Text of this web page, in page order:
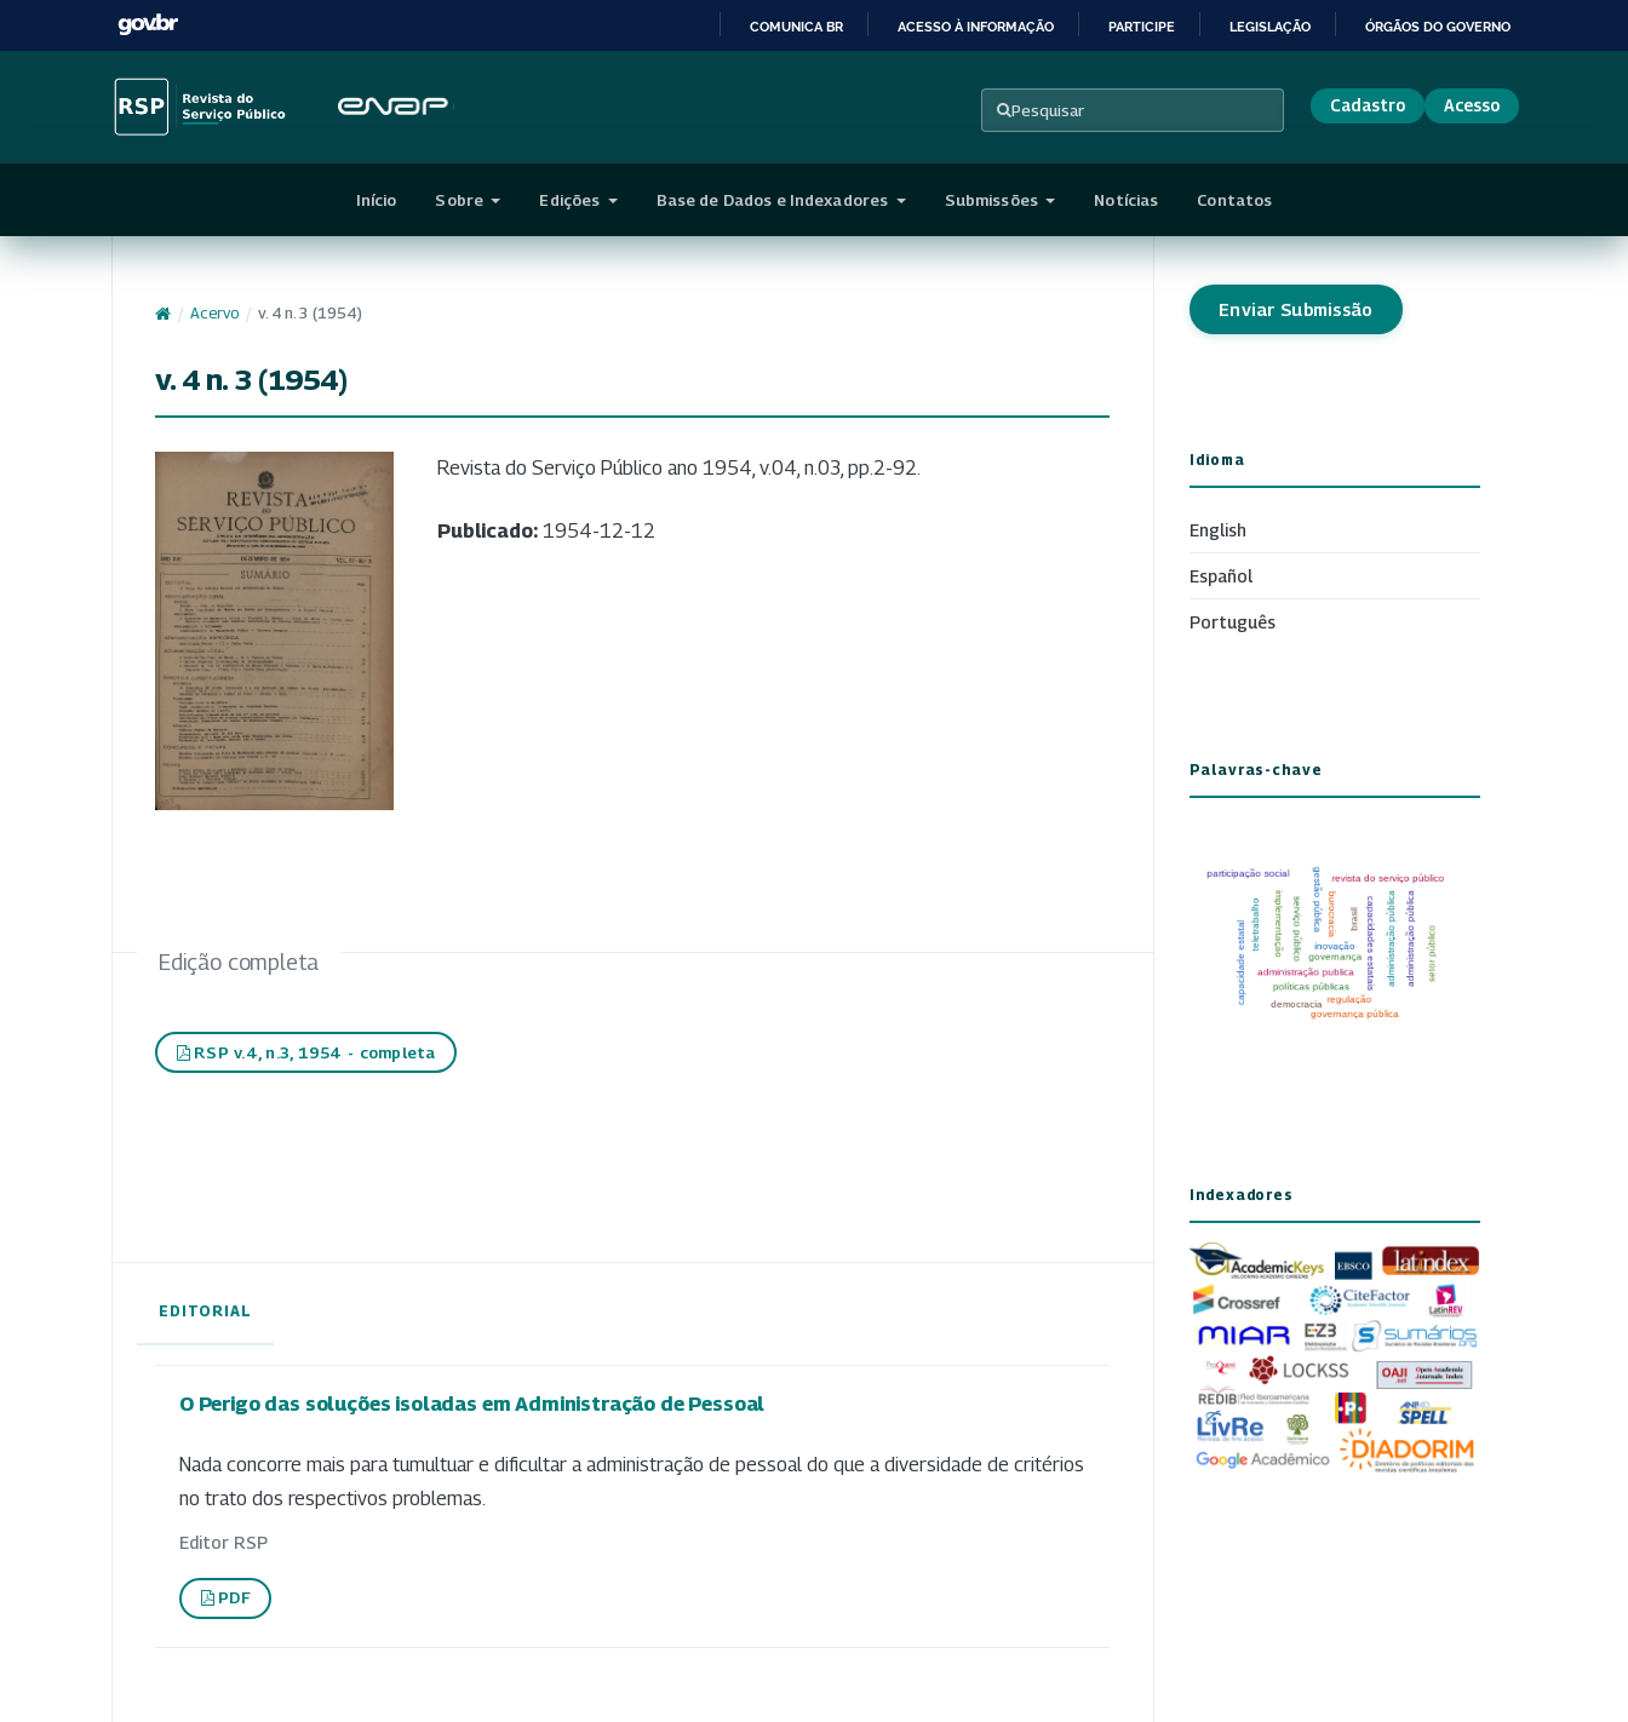
CONTEÚDO
COMUNICA BR ACESSO À INFORMAÇÃO PARTICIPE LEGISLAÇÃO ÓRGÃOS DO GOVERNO
Pesquisar Cadastro Acesso
Início Sobre Edições Base de Dados e Indexadores Submissões Notícias Contatos
/ Acervo / v. 4 n. 3 (1954)
v. 4 n. 3 (1954)
Revista do Serviço Público ano 1954, v.04, n.03, pp.2-92.
Publicado: 1954-12-12
Edição completa
RSP v.4, n.3, 1954 - completa
EDITORIAL
O Perigo das soluções isoladas em Administração de Pessoal
Nada concorre mais para tumultuar e dificultar a administração de pessoal do que a diversidade de critérios
no trato dos respectivos problemas.
Editor RSP
PDF
Enviar Submissão
Idioma
English
Español
Português
Palavras-chave
Indexadores